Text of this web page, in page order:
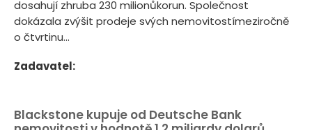
dosahují zhruba 230 milionůkorun. Společnost
dokázala zvýšit prodeje svých nemovitostímeziročně
o čtvrtinu...
Zadavatel:
Blackstone kupuje od Deutsche Bank